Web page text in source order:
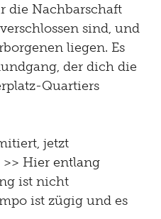
die Nachbarschaft
sind, und
liegen. Es
der dich die
Quartiers
jetzt
Hier entlang
ist nicht
ist zügig und es